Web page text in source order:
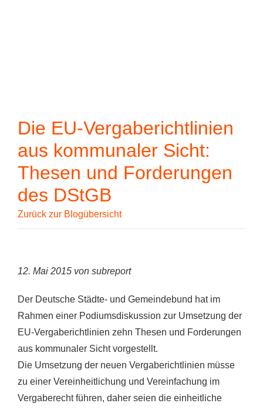
Die EU-Vergaberichtlinien
aus kommunaler Sicht:
Thesen und Forderungen
des DStGB
Zurück zur Blogübersicht
12. Mai 2015 von subreport
Der Deutsche Städte- und Gemeindebund hat im
Rahmen einer Podiumsdiskussion zur Umsetzung der
EU-Vergaberichtlinien zehn Thesen und Forderungen
aus kommunaler Sicht vorgestellt.
Die Umsetzung der neuen Vergaberichtlinien müsse
zu einer Vereinheitlichung und Vereinfachung im
Vergaberecht führen, daher seien die einheitliche